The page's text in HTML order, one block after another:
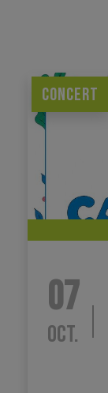
07
OCT.
CONCERT